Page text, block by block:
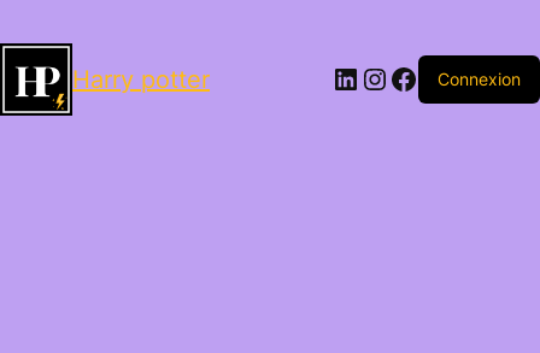
Harry potter LinkedIn
Instagram
Facebook
Connexion